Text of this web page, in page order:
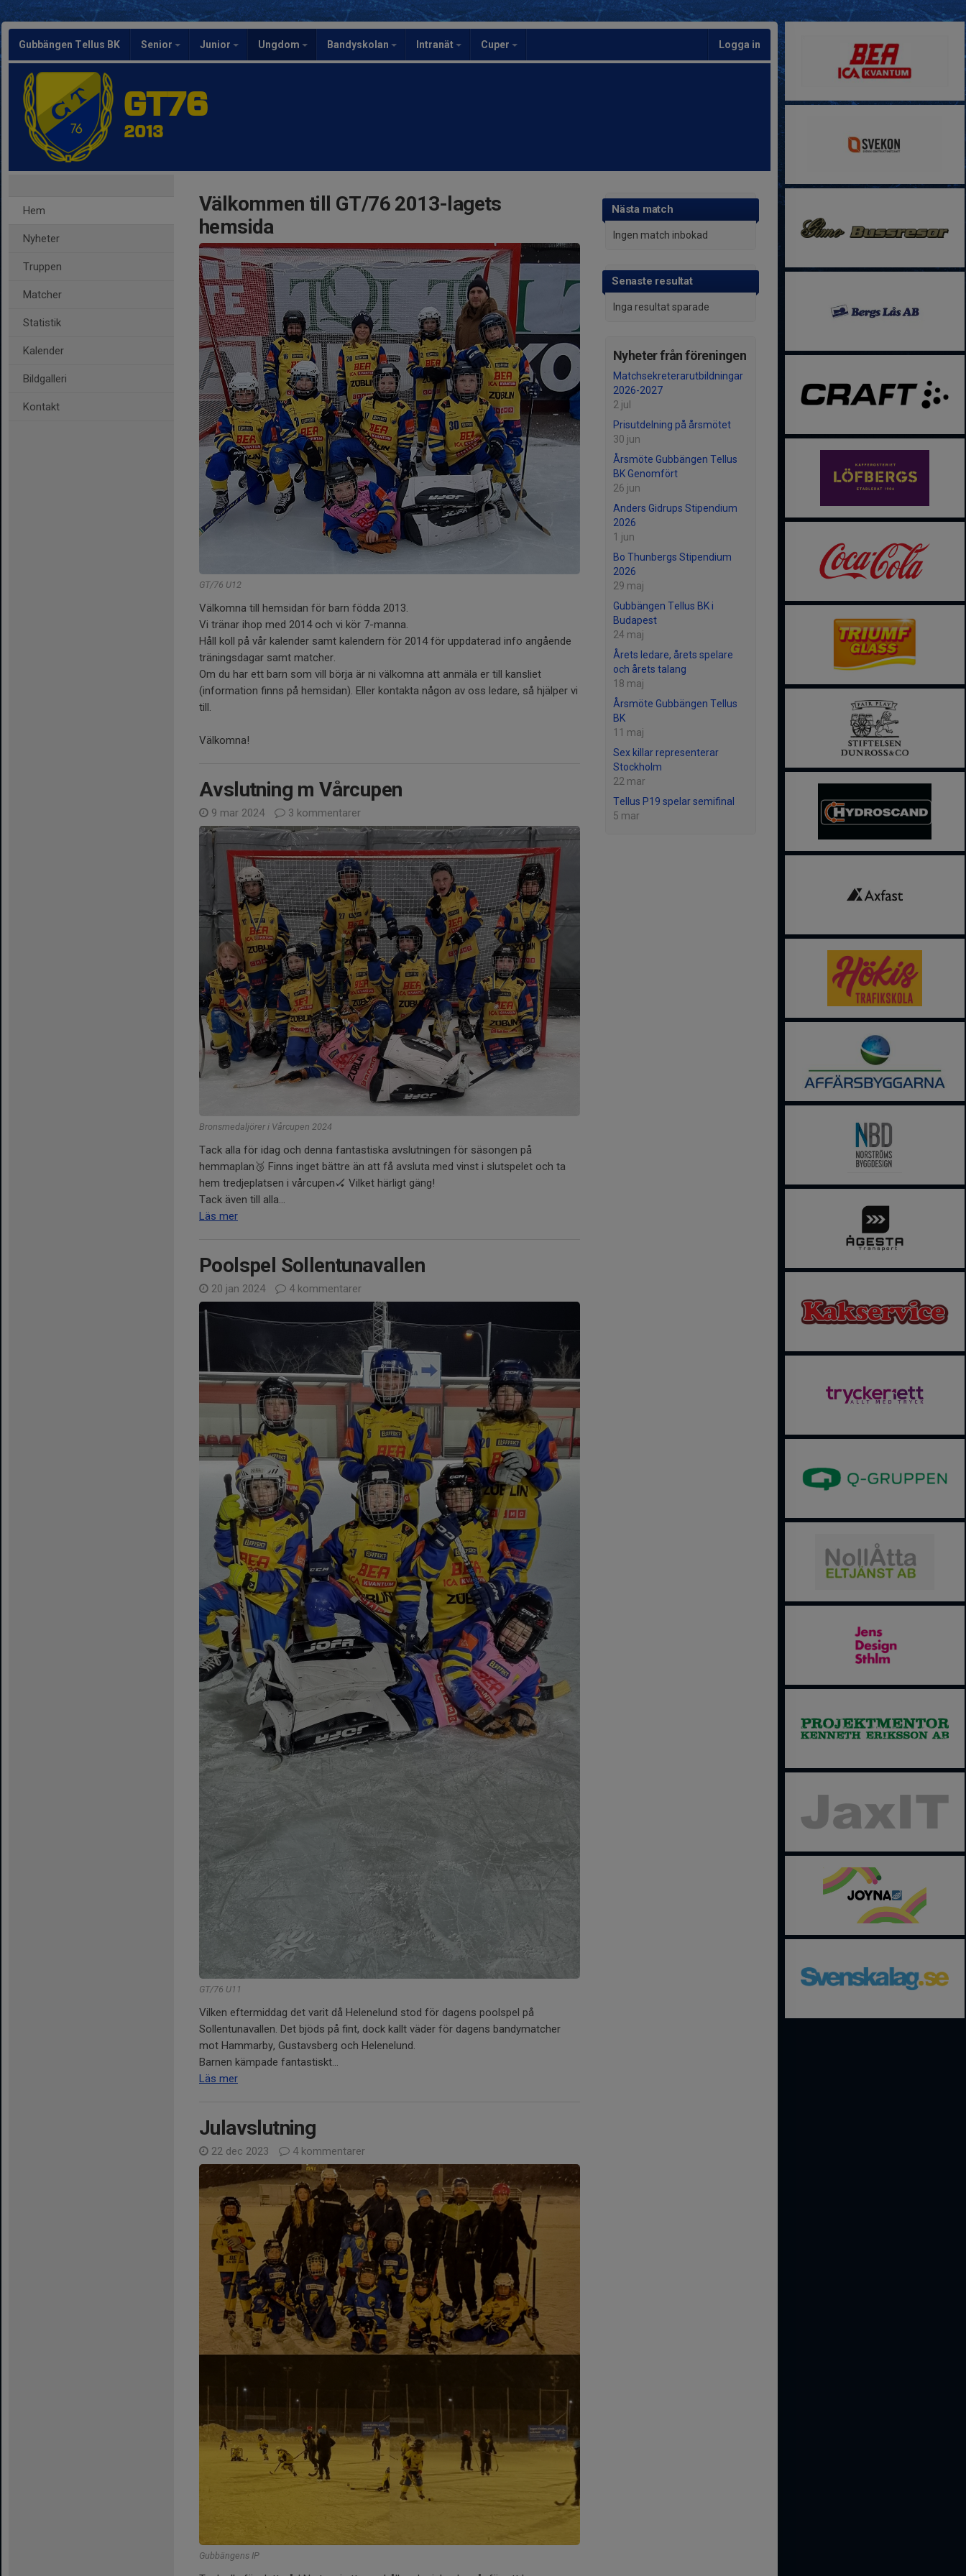
Gubbängen Tellus BK Senior Junior Ungdom Bandyskolan Intranät Cuper Logga in
GT76
2013
Hem
Nyheter
Truppen
Matcher
Statistik
Kalender
Bildgalleri
Kontakt
Nästa match
Ingen match inbokad
Senaste resultat
Inga resultat sparade
Nyheter från föreningen
Matchsekreterarutbildningar
2026-2027
2 jul
Prisutdelning på årsmötet
30 jun
Årsmöte Gubbängen Tellus
BK Genomfört
26 jun
Anders Gidrups Stipendium
2026
1 jun
Bo Thunbergs Stipendium
2026
29 maj
Gubbängen Tellus BK i
Budapest
24 maj
Årets ledare, årets spelare
och årets talang
18 maj
Årsmöte Gubbängen Tellus
BK
11 maj
Sex killar representerar
Stockholm
22 mar
Tellus P19 spelar semifinal
5 mar
Välkommen till GT/76 2013-lagets
hemsida
GT/76 U12
Välkomna till hemsidan för barn födda 2013.
Vi tränar ihop med 2014 och vi kör 7-manna.
Håll koll på vår kalender samt kalendern för 2014 för uppdaterad info angående
träningsdagar samt matcher.
Om du har ett barn som vill börja är ni välkomna att anmäla er till kansliet
(information finns på hemsidan). Eller kontakta någon av oss ledare, så hjälper vi
till.
Välkomna!
Avslutning m Vårcupen
9 mar 2024 3 kommentarer
Bronsmedaljörer i Vårcupen 2024
Tack alla för idag och denna fantastiska avslutningen för säsongen på
hemmaplan🥉 Finns inget bättre än att få avsluta med vinst i slutspelet och ta
hem tredjeplatsen i vårcupen🏑 Vilket härligt gäng!
Tack även till alla...
Läs mer
Poolspel Sollentunavallen
20 jan 2024 4 kommentarer
GT/76 U11
Vilken eftermiddag det varit då Helenelund stod för dagens poolspel på
Sollentunavallen. Det bjöds på fint, dock kallt väder för dagens bandymatcher
mot Hammarby, Gustavsberg och Helenelund.
Barnen kämpade fantastiskt...
Läs mer
Julavslutning
22 dec 2023 4 kommentarer
Gubbängens IP